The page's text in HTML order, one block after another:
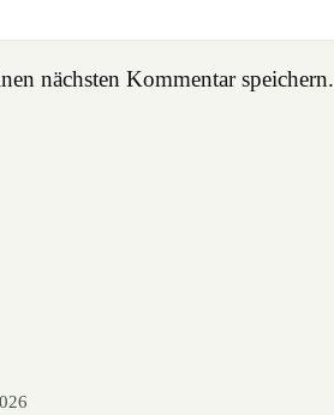
nächsten Kommentar speichern.